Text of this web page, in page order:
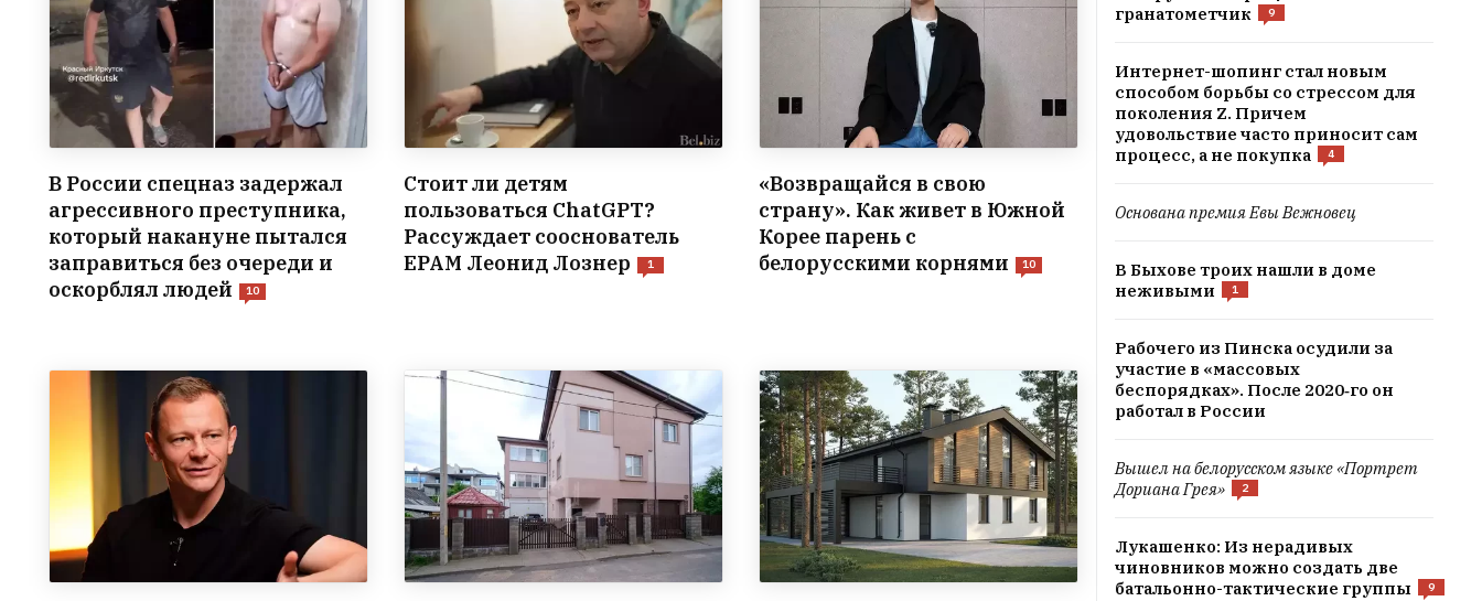
В России спецназ задержал
агрессивного преступника,
который накануне пытался
заправиться без очереди и
оскорблял людей
10
Стоит ли детям
пользоваться ChatGPT?
Рассуждает сооснователь
EPAM Леонид Лознер
1
«Возвращайся в свою
страну». Как живет в Южной
Корее парень с
белорусскими корнями
10
гранатометчик
9
Интернет-шопинг стал новым
способом борьбы со стрессом для
поколения Z. Причем
удовольствие часто приносит сам
процесс, а не покупка
4
Основана премия Евы Вежновец
В Быхове троих нашли в доме
неживыми
1
Рабочего из Пинска осудили за
участие в «массовых
беспорядках». После 2020‑го он
работал в России
Вышел на белорусском языке «Портрет
Дориана Грея»
2
Лукашенко: Из нерадивых
чиновников можно создать две
батальонно-тактические группы
9